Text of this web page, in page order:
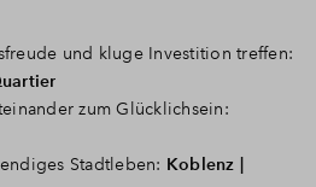
und kluge Investition treffen:
zum Glücklichsein:
Stadtleben: Koblenz |